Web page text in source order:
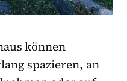
können
spazieren, an